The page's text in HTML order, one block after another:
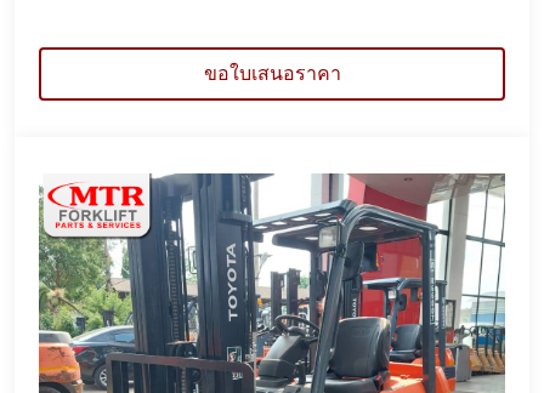
ขอใบเสนอราคา